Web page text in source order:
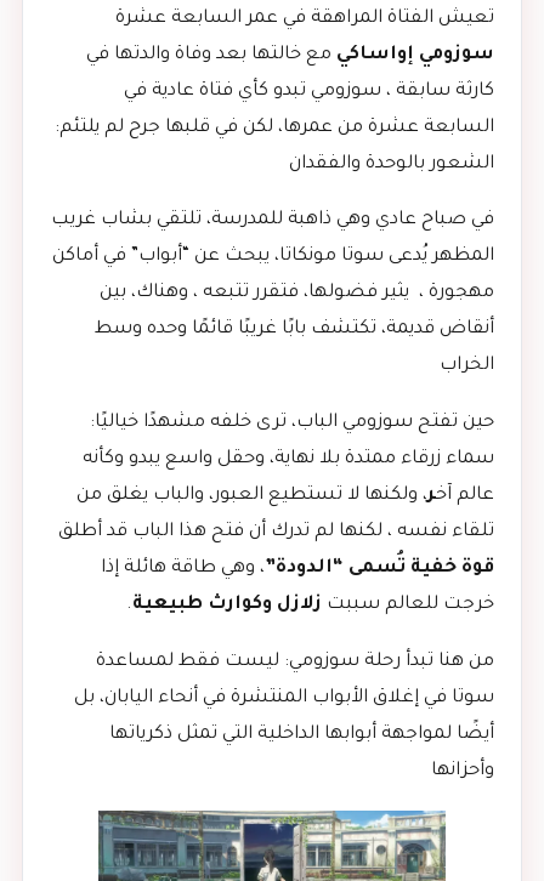
تعيش الفتاة المراهقة في عمر السابعة عشرة
سوزومي إواساكي مع خالتها بعد وفاة والدتها في
كارثة سابقة ، سوزومي تبدو كأي فتاة عادية في
السابعة عشرة من عمرها، لكن في قلبها جرح لم يلتئم:
الشعور بالوحدة والفقدان
في صباح عادي وهي ذاهبة للمدرسة، تلتقي بشاب غريب
المظهر يُدعى سوتا مونكاتا، يبحث عن “أبواب” في أماكن
مهجورة ، يثير فضولها، فتقرر تتبعه ، وهناك، بين
أنقاض قديمة، تكتشف بابًا غريبًا قائمًا وحده وسط
الخراب
حين تفتح سوزومي الباب، ترى خلفه مشهدًا خياليًا:
سماء زرقاء ممتدة بلا نهاية، وحقل واسع يبدو وكأنه
عالم آخر، ولكنها لا تستطيع العبور، والباب يغلق من
تلقاء نفسه ، لكنها لم تدرك أن فتح هذا الباب قد أطلق
قوة خفية تُسمى “الدودة”، وهي طاقة هائلة إذا
خرجت للعالم سببت زلازل وكوارث طبيعية.
من هنا تبدأ رحلة سوزومي: ليست فقط لمساعدة
سوتا في إغلاق الأبواب المنتشرة في أنحاء اليابان، بل
أيضًا لمواجهة أبوابها الداخلية التي تمثل ذكرياتها
وأحزانها